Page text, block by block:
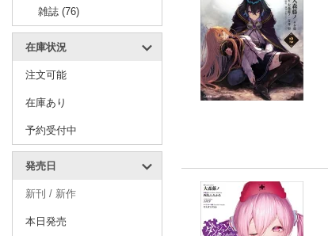
雑誌 (76)
在庫状況
注文可能
在庫あり
予約受付中
発売日
新刊 / 新作
本日発売